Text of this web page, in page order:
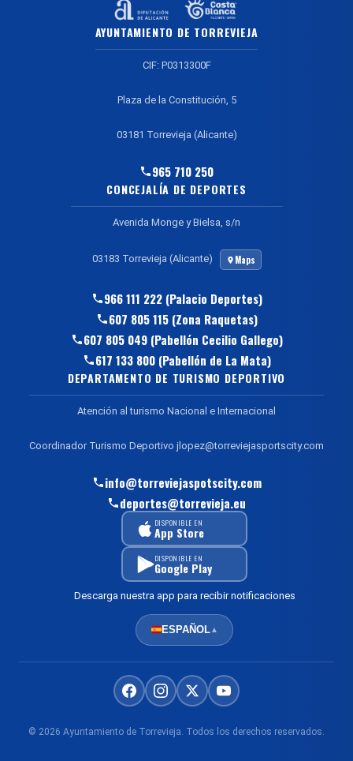
AYUNTAMIENTO DE TORREVIEJA
CIF: P0313300F
Plaza de la Constitución, 5
03181 Torrevieja (Alicante)
965 710 250
CONCEJALÍA DE DEPORTES
Avenida Monge y Bielsa, s/n
03183 Torrevieja (Alicante) Maps
966 111 222 (Palacio Deportes)
607 805 115 (Zona Raquetas)
607 805 049 (Pabellón Cecilio Gallego)
617 133 800 (Pabellón de La Mata)
DEPARTAMENTO DE TURISMO DEPORTIVO
Atención al turismo Nacional e Internacional
Coordinador Turismo Deportivo jlopez@torreviejasportscity.com
info@torreviejaspotscity.com
deportes@torrevieja.eu
DISPONIBLE EN
App Store
DISPONIBLE EN
Google Play
Descarga nuestra app para recibir notificaciones
ESPAÑOL▲
© 2026 Ayuntamiento de Torrevieja. Todos los derechos reservados.